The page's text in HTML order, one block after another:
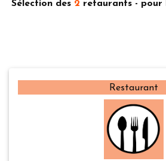
Sélection des 2 retaurants - pour
Restaurant